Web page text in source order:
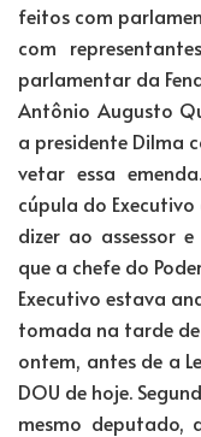
feitos com
com
parlamentar da
Antônio Augusto
a presidente Dilma
vetar essa
cúpula do Executivo
dizer ao assessor
que a chefe do
Executivo estava
tomada na tarde de
ontem, antes de a
DOU de hoje.
mesmo